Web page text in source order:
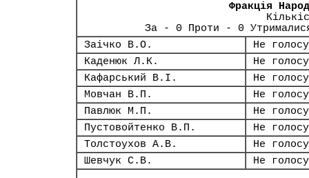
Фракція
За - 0 Проти - 0
Заічко В.О.
Не
Каденюк Л.К.
Не
Кафарський В.І.
Не
Мовчан В.П.
Не
Павлюк М.П.
Не
Пустовойтенко В.П.
Не
Толстоухов А.В.
Не
Шевчук С.В.
Не